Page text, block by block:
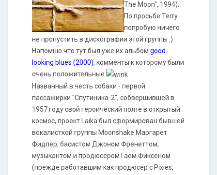
The Moon", 1994).
По просьбе Terry
попробую ничего
не пропустить в дискографии этой группы :)
Напомню что тут был уже их альбом good
looking blues (2000), комменты к которому были
очень положительные
Названный в честь собаки - первой
пассажирки "Спутиника-2", собвершившей в
1957 году свой героический полте в открытый
космос, проект Laika был сформирован бывшей
вокалисткой группы Moonshake Маргарет
Фидлер, басистом Джоном Френеттом,
музыкантом и продюсером Гаем Фиксеном
(прежде работавшим как продюсер с Pixies,